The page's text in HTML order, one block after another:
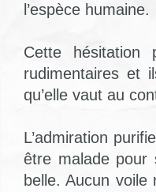
l’espèce humaine.
Cette
rudimentaires et
qu’elle vaut au
L’admiration
être malade pour
belle. Aucun